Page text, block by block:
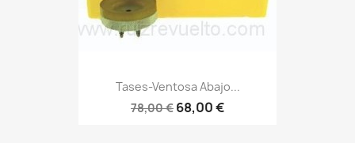
Tases-Ventosa Abajo...
78,00 € 68,00 €